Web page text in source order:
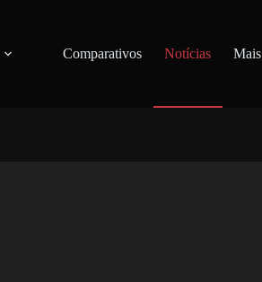
Comparativos Notícias Mais